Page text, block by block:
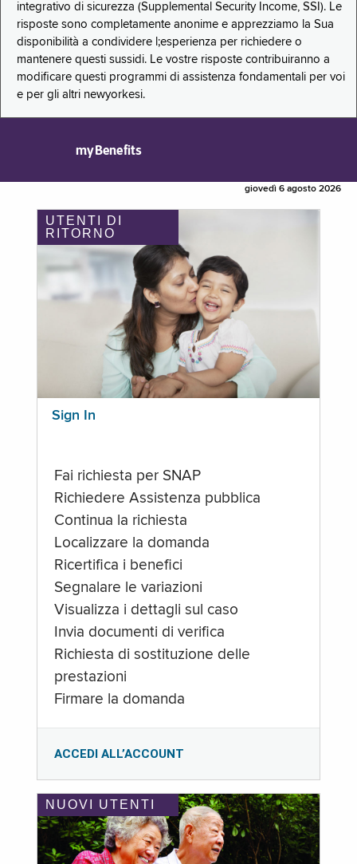
integrativo di sicurezza (Supplemental Security Income, SSI). Le
risposte sono completamente anonime e apprezziamo la Sua
disponibilità a condividere l;esperienza per richiedere o
mantenere questi sussidi. Le vostre risposte contribuiranno a
modificare questi programmi di assistenza fondamentali per voi
e per gli altri newyorkesi.
myBenefits
giovedì 6 agosto 2026
UTENTI DI
RITORNO
Sign In
Fai richiesta per SNAP
Richiedere Assistenza pubblica
Continua la richiesta
Localizzare la domanda
Ricertifica i benefici
Segnalare le variazioni
Visualizza i dettagli sul caso
Invia documenti di verifica
Richiesta di sostituzione delle
prestazioni
Firmare la domanda
ACCEDI ALL’ACCOUNT
NUOVI UTENTI